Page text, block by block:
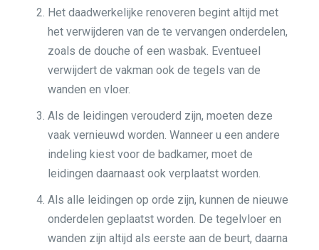
Het daadwerkelijke renoveren begint altijd met
het verwijderen van de te vervangen onderdelen,
zoals de douche of een wasbak. Eventueel
verwijdert de vakman ook de tegels van de
wanden en vloer.
Als de leidingen verouderd zijn, moeten deze
vaak vernieuwd worden. Wanneer u een andere
indeling kiest voor de badkamer, moet de
leidingen daarnaast ook verplaatst worden.
Als alle leidingen op orde zijn, kunnen de nieuwe
onderdelen geplaatst worden. De tegelvloer en
wanden zijn altijd als eerste aan de beurt, daarna